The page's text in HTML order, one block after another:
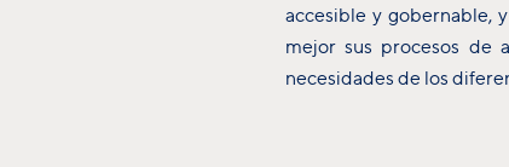
accesible y gobernable,
mejor sus procesos de
necesidades de los